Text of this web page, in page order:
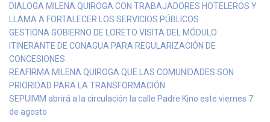
DIALOGA MILENA QUIROGA CON TRABAJADORES HOTELEROS Y
LLAMA A FORTALECER LOS SERVICIOS PÚBLICOS
GESTIONA GOBIERNO DE LORETO VISITA DEL MÓDULO
ITINERANTE DE CONAGUA PARA REGULARIZACIÓN DE
CONCESIONES
REAFIRMA MILENA QUIROGA QUE LAS COMUNIDADES SON
PRIORIDAD PARA LA TRANSFORMACIÓN
SEPUIMM abrirá a la circulación la calle Padre Kino este viernes 7
de agosto